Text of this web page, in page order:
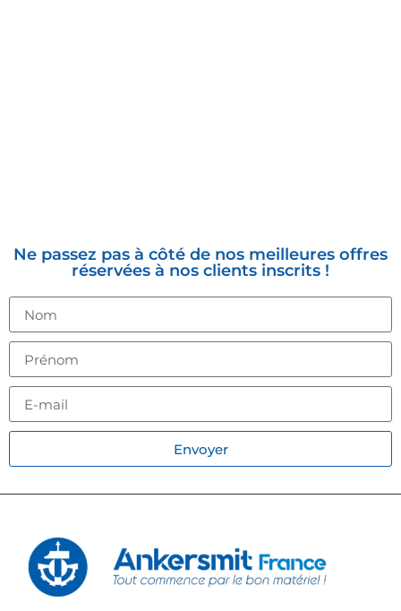
Ne passez pas à côté de nos meilleures offres
réservées à nos clients inscrits !
Envoyer